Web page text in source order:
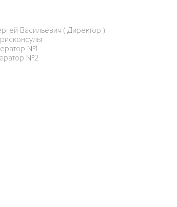
Васильевич ( Директор )
№1
№2